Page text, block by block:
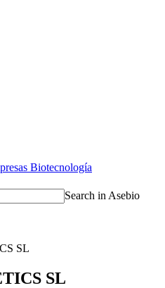
Search in Asebio
SL
SL